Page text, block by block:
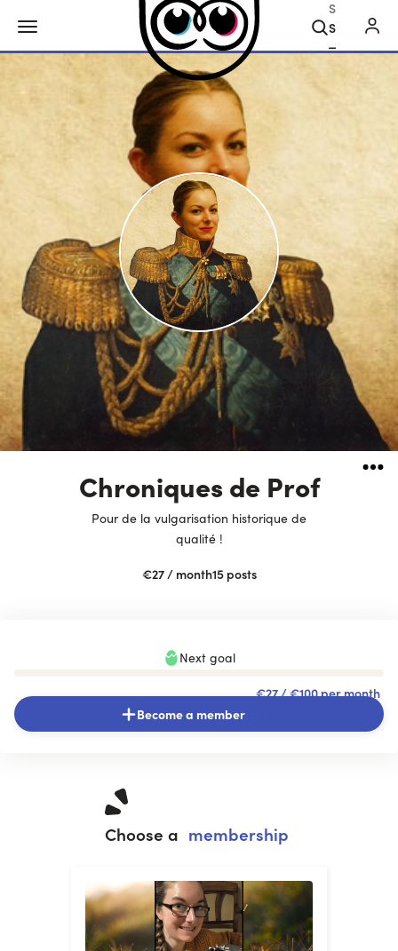
Search
Chroniques de Prof
Pour de la vulgarisation historique de
qualité !
€27/ month15 posts
Next goal
€27/ €100 per month
Become a member
Choose a membership